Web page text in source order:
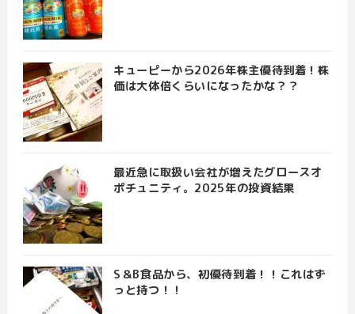
キューピーから2026年株主優待到着！株
価は大体倍くらいになったかな？？
最近急に取扱い会社が増えたグロースオ
ポチュニティ。2025年の投資結果
S＆B食品から、初優待到着！！これはず
っと持つ！！